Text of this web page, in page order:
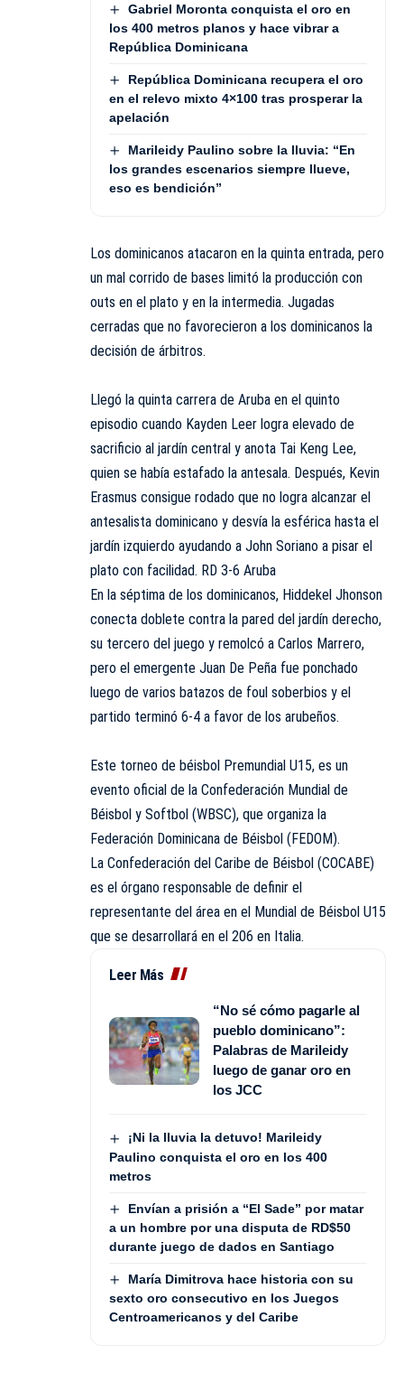
Gabriel Moronta conquista el oro en
los 400 metros planos y hace vibrar a
República Dominicana
República Dominicana recupera el oro
en el relevo mixto 4×100 tras prosperar la
apelación
Marileidy Paulino sobre la lluvia: “En
los grandes escenarios siempre llueve,
eso es bendición”
Los dominicanos atacaron en la quinta entrada, pero
un mal corrido de bases limitó la producción con
outs en el plato y en la intermedia. Jugadas
cerradas que no favorecieron a los dominicanos la
decisión de árbitros.
Llegó la quinta carrera de Aruba en el quinto
episodio cuando Kayden Leer logra elevado de
sacrificio al jardín central y anota Tai Keng Lee,
quien se había estafado la antesala. Después, Kevin
Erasmus consigue rodado que no logra alcanzar el
antesalista dominicano y desvía la esférica hasta el
jardín izquierdo ayudando a John Soriano a pisar el
plato con facilidad. RD 3-6 Aruba
En la séptima de los dominicanos, Hiddekel Jhonson
conecta doblete contra la pared del jardín derecho,
su tercero del juego y remolcó a Carlos Marrero,
pero el emergente Juan De Peña fue ponchado
luego de varios batazos de foul soberbios y el
partido terminó 6-4 a favor de los arubeños.
Este torneo de béisbol Premundial U15, es un
evento oficial de la Confederación Mundial de
Béisbol y Softbol (WBSC), que organiza la
Federación Dominicana de Béisbol (FEDOM).
La Confederación del Caribe de Béisbol (COCABE)
es el órgano responsable de definir el
representante del área en el Mundial de Béisbol U15
que se desarrollará en el 206 en Italia.
Leer Más
“No sé cómo pagarle al
pueblo dominicano”:
Palabras de Marileidy
luego de ganar oro en
los JCC
¡Ni la lluvia la detuvo! Marileidy
Paulino conquista el oro en los 400
metros
Envían a prisión a “El Sade” por matar
a un hombre por una disputa de RD$50
durante juego de dados en Santiago
María Dimitrova hace historia con su
sexto oro consecutivo en los Juegos
Centroamericanos y del Caribe